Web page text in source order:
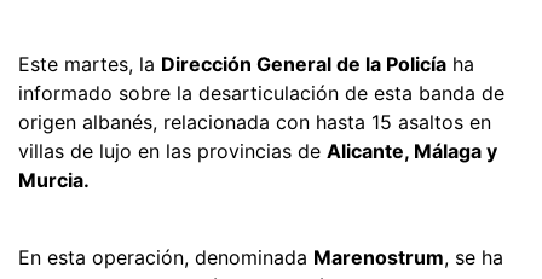
Este martes, la Dirección General de la Policía ha
informado sobre la desarticulación de esta banda de
origen albanés, relacionada con hasta 15 asaltos en
villas de lujo en las provincias de Alicante, Málaga y
Murcia.
En esta operación, denominada Marenostrum, se ha